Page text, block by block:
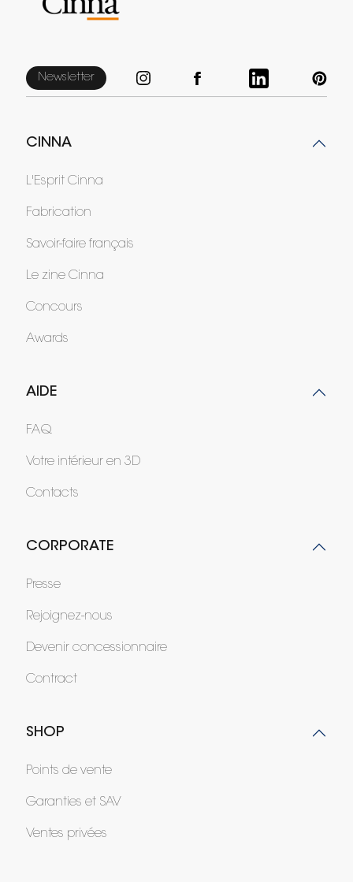
Newsletter
CINNA
L'Esprit Cinna
Fabrication
Savoir-faire français
Le zine Cinna
Concours
Awards
AIDE
FAQ
Votre intérieur en 3D
Contacts
CORPORATE
Presse
Rejoignez-nous
Devenir concessionnaire
Contract
SHOP
Points de vente
Garanties et SAV
Ventes privées